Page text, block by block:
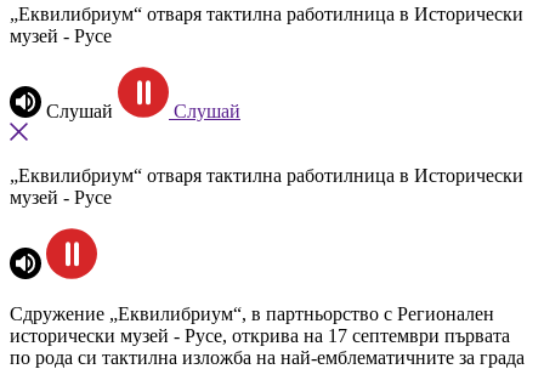
„Еквилибриум“ отваря тактилна работилница в Исторически
музей - Русе
Слушай Слушай
„Еквилибриум“ отваря тактилна работилница в Исторически
музей - Русе
Сдружение „Еквилибриум“, в партньорство с Регионален
исторически музей - Русе, открива на 17 септември първата
по рода си тактилна изложба на най-емблематичните за града